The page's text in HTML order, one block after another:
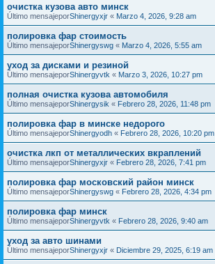
очистка кузова авто минск
Último mensajeporShinergyxjr « Marzo 4, 2026, 9:28 am
полировка фар стоимость
Último mensajeporShinergyswg « Marzo 4, 2026, 5:55 am
уход за дисками и резиной
Último mensajeporShinergyvtk « Marzo 3, 2026, 10:27 pm
полная очистка кузова автомобиля
Último mensajeporShinergysik « Febrero 28, 2026, 11:48 pm
полировка фар в минске недорого
Último mensajeporShinergyodh « Febrero 28, 2026, 10:20 pm
очистка лкп от металлических вкраплений
Último mensajeporShinergyxjr « Febrero 28, 2026, 7:41 pm
полировка фар московский район минск
Último mensajeporShinergyswg « Febrero 28, 2026, 4:34 pm
полировка фар минск
Último mensajeporShinergyvtk « Febrero 28, 2026, 9:40 am
уход за авто шинами
Último mensajeporShinergyxjr « Diciembre 29, 2025, 6:19 am